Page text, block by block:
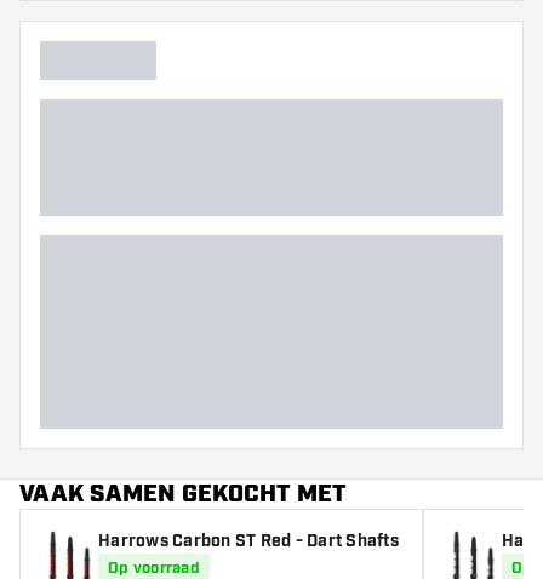
Probeer eens een andere maat shaft om
past!
VAAK SAMEN GEKOCHT MET
Harrows Carbon ST Red - Dart Shafts
Op voorraad
ts
Op